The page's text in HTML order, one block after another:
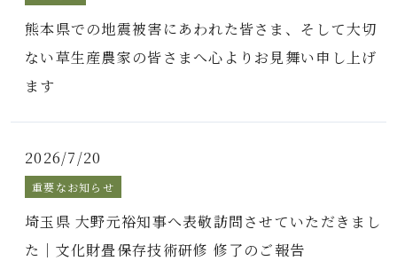
熊本県での地震被害にあわれた皆さま、そして大切
ない草生産農家の皆さまへ心よりお見舞い申し上げ
ます
2026/7/20
重要なお知らせ
埼玉県 大野元裕知事へ表敬訪問させていただきまし
た｜文化財畳保存技術研修 修了のご報告